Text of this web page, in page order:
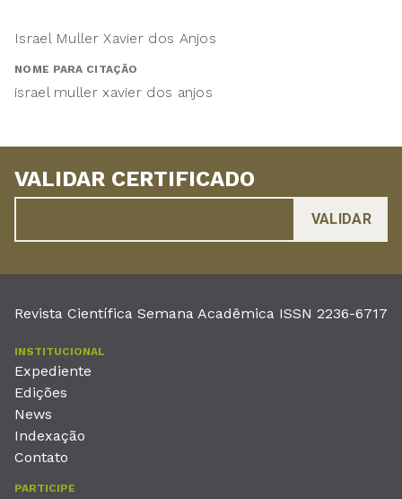
Israel Muller Xavier dos Anjos
NOME PARA CITAÇÃO
israel muller xavier dos anjos
VALIDAR CERTIFICADO
Revista Científica Semana Acadêmica ISSN 2236-6717
INSTITUCIONAL
Expediente
Edições
News
Indexação
Contato
PARTICIPE